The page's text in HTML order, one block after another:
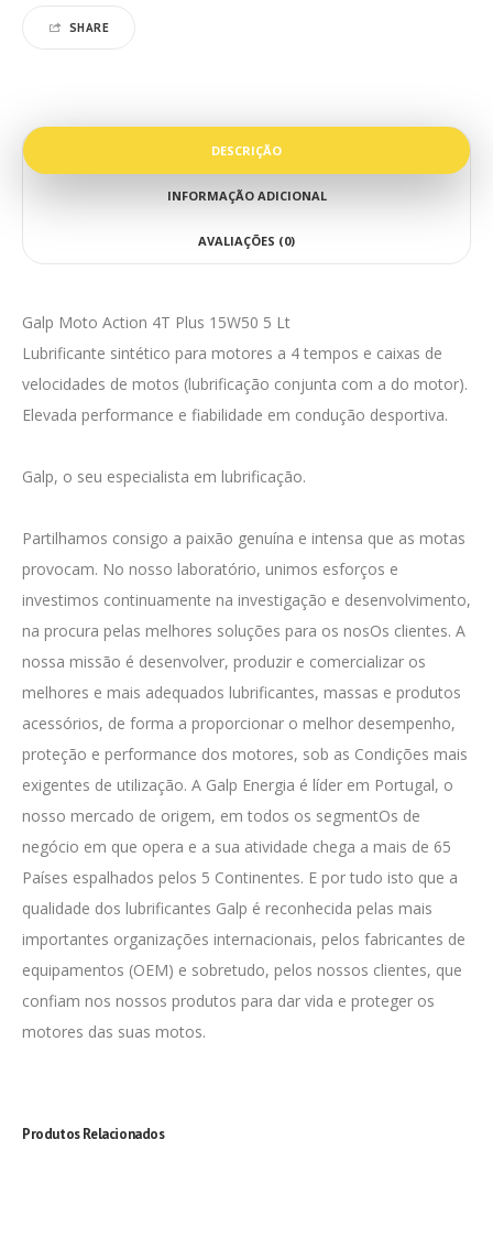
SHARE
DESCRIÇÃO
INFORMAÇÃO ADICIONAL
AVALIAÇÕES (0)
Galp Moto Action 4T Plus 15W50 5 Lt
Lubrificante sintético para motores a 4 tempos e caixas de
velocidades de motos (lubrificação conjunta com a do motor).
Elevada performance e fiabilidade em condução desportiva.
Galp, o seu especialista em lubrificaçāo.
Partilhamos consigo a paixão genuína e intensa que as motas
provocam. No nosso laboratório, unimos esforços e
investimos continuamente na investigação e desenvolvimento,
na procura pelas melhores soluções para os nosOs clientes. A
nossa missão é desenvolver, produzir e comercializar os
melhores e mais adequados lubrificantes, massas e produtos
acessórios, de forma a proporcionar o melhor desempenho,
proteção e performance dos motores, sob as Condições mais
exigentes de utilização. A Galp Energia é líder em Portugal, o
nosso mercado de origem, em todos os segmentOs de
negócio em que opera e a sua atividade chega a mais de 65
Países espalhados pelos 5 Continentes. E por tudo isto que a
qualidade dos lubrificantes Galp é reconhecida pelas mais
importantes organizações internacionais, pelos fabricantes de
equipamentos (OEM) e sobretudo, pelos nossos clientes, que
confiam nos nossos produtos para dar vida e proteger os
motores das suas motos.
Produtos Relacionados